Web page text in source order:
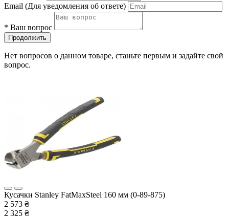
Email (Для уведомления об ответе)
* Ваш вопрос
Продолжить
Нет вопросов о данном товаре, станьте первым и задайте свой
вопрос.
Кусачки Stanley FatMaxSteel 160 мм (0-89-875)
2 573 ₴
2 325 ₴